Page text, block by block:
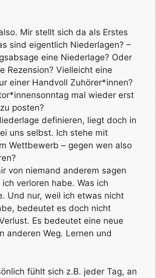
Mir stellt sich da als Erstes
sind eigentlich Niederlagen? –
eine Niederlage? Oder
Rezension? Vielleicht eine
einer Handvoll Zuhörer*innen?
mal wieder erst
posten?
definieren, liegt doch in
uns selbst. Ich stehe mit
Wettbewerb – gegen wen also
von niemand anderem sagen
verloren habe. Was ich
Und nur, weil ich etwas nicht
bedeutet es doch nicht
Es bedeutet eine neue
anderen Weg. Lernen und
fühlt sich z.B. jeder Tag, an